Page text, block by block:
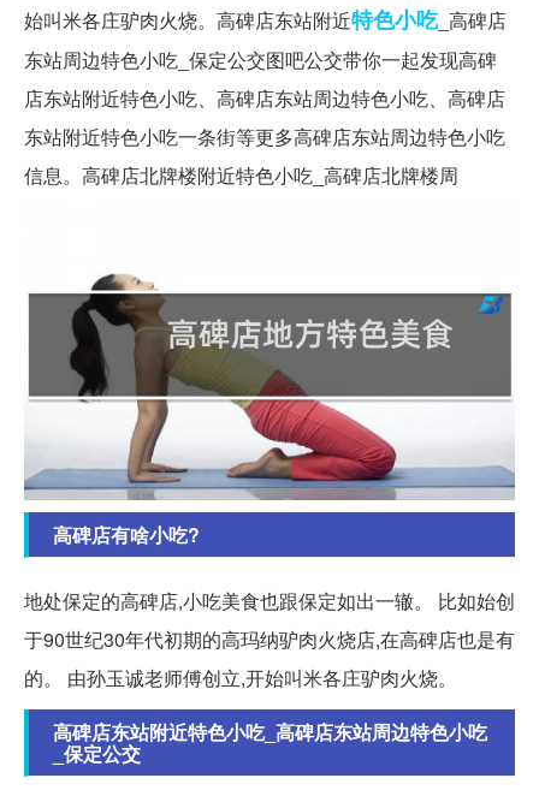
始叫米各庄驴肉火烧。高碑店东站附近特色小吃_高碑店
东站周边特色小吃_保定公交图吧公交带你一起发现高碑
店东站附近特色小吃、高碑店东站周边特色小吃、高碑店
东站附近特色小吃一条街等更多高碑店东站周边特色小吃
信息。高碑店北牌楼附近特色小吃_高碑店北牌楼周
高碑店有啥小吃?
地处保定的高碑店,小吃美食也跟保定如出一辙。 比如始创
于90世纪30年代初期的高玛纳驴肉火烧店,在高碑店也是有
的。 由孙玉诚老师傅创立,开始叫米各庄驴肉火烧。
高碑店东站附近特色小吃_高碑店东站周边特色小吃
_保定公交